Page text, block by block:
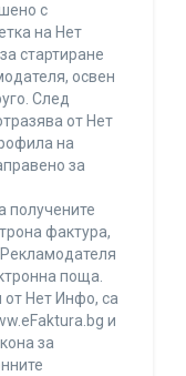
с
на Нет
стартиране
освен
След
от Нет
на
за
получените
фактура,
поща.
от Нет Инфо, са
и
за